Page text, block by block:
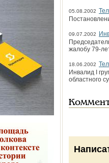
05.08.2002
09.07.2002
жалобу 79-
18.06.2002
Инвалид I
областного